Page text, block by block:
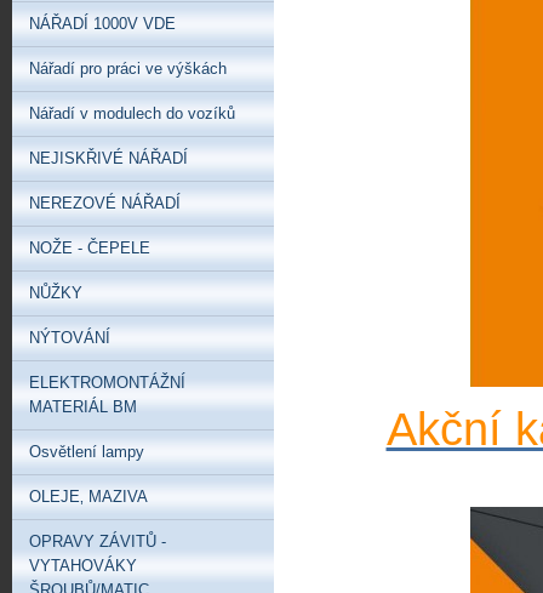
Akční
NÁŘADÍ 1000V VDE
Nářadí pro práci ve výškách
Nářadí v modulech do vozíků
NEJISKŘIVÉ NÁŘADÍ
NEREZOVÉ NÁŘADÍ
NOŽE - ČEPELE
NŮŽKY
NÝTOVÁNÍ
ELEKTROMONTÁŽNÍ
MATERIÁL BM
Osvětlení lampy
OLEJE‚ MAZIVA
OPRAVY ZÁVITŮ -
VYTAHOVÁKY